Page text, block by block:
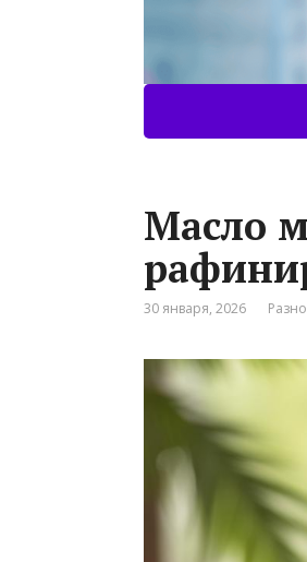
Масло
30 января, 2026